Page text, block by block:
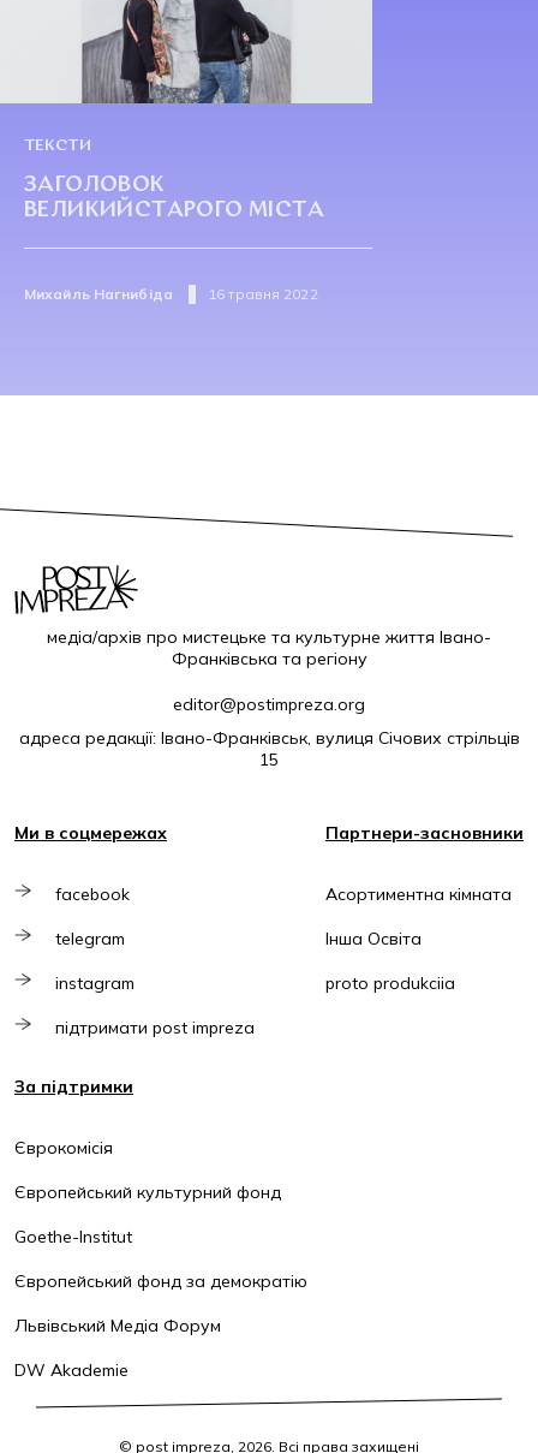
ТЕКСТИ
ЗАГОЛОВОК
ВЕЛИКИЙСТАРОГО МІСТА
Михайль Нагнибіда 16 травня 2022
медіа/архів про мистецьке та культурне життя Івано-
Франківська та регіону
editor@postimpreza.org
адреса редакції: Івано-Франківськ, вулиця Січових стрільців
15
Ми в соцмережах
facebook
telegram
instagram
підтримати post impreza
Партнери-засновники
Асортиментна кімната
Інша Освіта
proto produkciia
За підтримки
Єврокомісія
Європейський культурний фонд
Goethe-Institut
Європейський фонд за демократію
Львівський Медіа Форум
DW Akademie
© post impreza, 2026. Всі права захищені